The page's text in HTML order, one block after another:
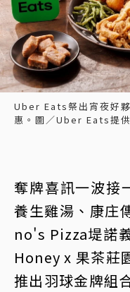
Uber Eats祭出宵夜好
惠。圖／Uber Eats提供
奪牌喜訊一波接
養生雞湯、康庄
no's Pizza堤諾
Honey x 果茶莊
推出羽球金牌組